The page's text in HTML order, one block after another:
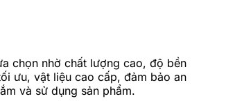
chọn nhờ chất lượng cao, độ bền
ưu, vật liệu cao cấp, đảm bảo an
và sử dụng sản phẩm.